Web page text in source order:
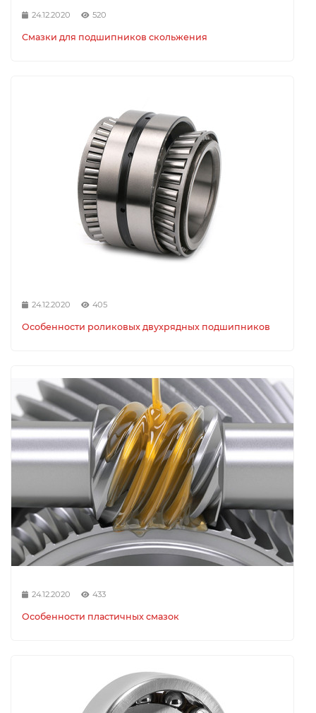
24.12.2020 520
Смазки для подшипников скольжения
24.12.2020 405
Особенности роликовых двухрядных подшипников
24.12.2020 433
Особенности пластичных смазок